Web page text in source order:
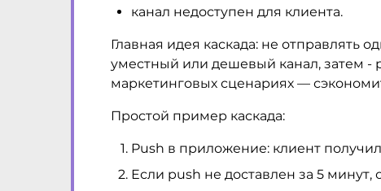
канал недоступен для клиента.
Главная идея каскада: не отправлять
уместный или дешевый канал, затем -
маркетинговых сценариях —
Простой пример каскада:
Push в приложение: клиент
Если push не доставлен за 5